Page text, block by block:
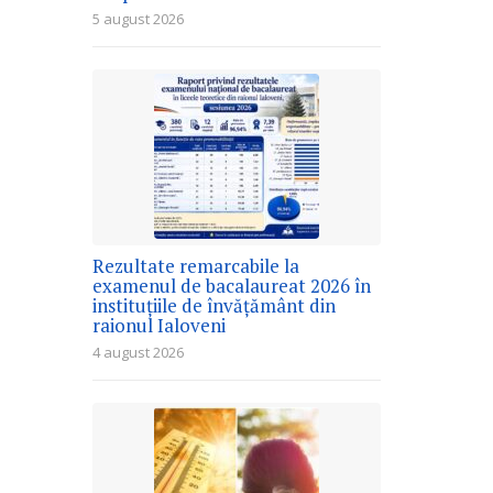
5 august 2026
Rezultate remarcabile la
examenul de bacalaureat 2026 în
instituțiile de învățământ din
raionul Ialoveni
4 august 2026